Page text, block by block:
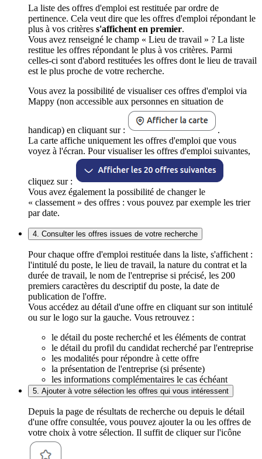
La liste des offres d'emploi est restituée par ordre de
pertinence. Cela veut dire que les offres d'emploi répondant le
plus à vos critères s'affichent en premier.
Vous avez renseigné le champ « Lieu de travail » ? La liste
restitue les offres répondant le plus à vos critères. Parmi
celles-ci sont d'abord restituées les offres dont le lieu de travail
est le plus proche de votre recherche.
Vous avez la possibilité de visualiser ces offres d'emploi via
Mappy (non accessible aux personnes en situation de
handicap) en cliquant sur :
.
La carte affiche uniquement les offres d'emploi que vous
voyez à l'écran. Pour visualiser les offres d'emploi suivantes,
cliquez sur :
Vous avez également la possibilité de changer le
« classement » des offres : vous pouvez par exemple les trier
par date.
4. Consulter les offres issues de votre recherche
Pour chaque offre d'emploi restituée dans la liste, s'affichent :
l'intitulé du poste, le lieu de travail, la nature du contrat et la
durée de travail, le nom de l'entreprise si précisé, les 200
premiers caractères du descriptif du poste, la date de
publication de l'offre.
Vous accédez au détail d'une offre en cliquant sur son intitulé
ou sur le logo sur la gauche. Vous retrouvez :
le détail du poste recherché et les éléments de contrat
le détail du profil du candidat recherché par l'entreprise
les modalités pour répondre à cette offre
la présentation de l'entreprise (si présente)
les informations complémentaires le cas échéant
5. Ajouter à votre sélection les offres qui vous intéressent
Depuis la page de résultats de recherche ou depuis le détail
d'une offre consultée, vous pouvez ajouter la ou les offres de
votre choix à votre sélection. Il suffit de cliquer sur l'icône